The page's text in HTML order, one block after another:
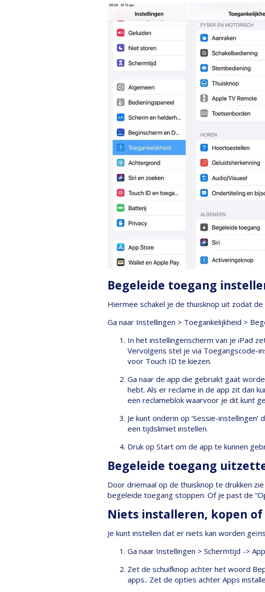
Begeleide toegang
Hiermee schakel je de thuisknop uit zodat
Ga naar Instellingen > Toegankelijkheid >
In het instellingenscherm van je iPad
Vervolgens stel je via Toegangscode-
voor Touch ID te kiezen.
Ga naar de app die gebruikt gaat
hebt. Als er reclame in de app zit dan
een reclameblok waarvoor je dit kunt
Je kunt onderin op ‘Sessie-
een tijdslimiet instellen.
Druk op Start om de app te kunnen
Begeleide toegang
Door driemaal op de thuisknop te drukken
begeleide toegang stoppen. Of je past de
Niets installeren, kopen
Je kunt instellen dat er niets kan worden
Ga naar Instellingen > Schermtijd ->
Zet de schuifknop achter het woord
apps.. Zet de opties achter Apps